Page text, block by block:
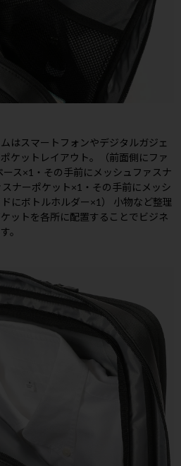
はスマートフォンやデジタルガジェ
ケットレイアウト。（前面側にファ
ス×1・その手前にメッシュファスナ
ナーポケット×1・その手前にメッシ
にボトルホルダー×1） 小物など整理
ットを各所に配置することでビジネ
。